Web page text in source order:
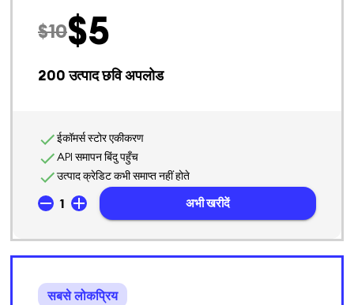
$10$5
200 उत्पाद छवि अपलोड
ईकॉमर्स स्टोर एकीकरण
API समापन बिंदु पहुँच
उत्पाद क्रेडिट कभी समाप्त नहीं होते
1 अभी खरीदें
सबसे लोकप्रिय